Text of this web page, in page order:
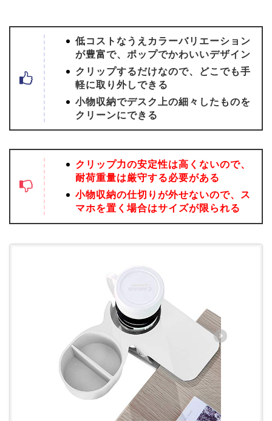
低コストなうえカラーバリエーション
が豊富で、ポップでかわいいデザイン
クリップするだけなので、どこでも手
軽に取り外しできる
小物収納でデスク上の細々したものを
クリーンにできる
クリップ力の安定性は高くないので、
耐荷重量は厳守する必要がある
小物収納の仕切りが外せないので、ス
マホを置く場合はサイズが限られる